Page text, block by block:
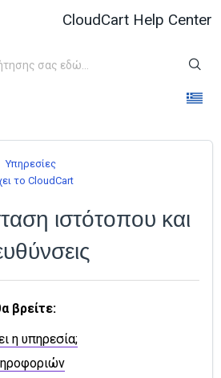
CloudCart Help Center
Υπηρεσίες
το CloudCart
ιστότοπου και
βρείτε:
η υπηρεσία;